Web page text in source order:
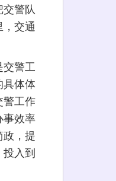
警队
交通
警工
具体体
警工作
事效率
，提
入到